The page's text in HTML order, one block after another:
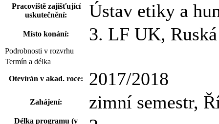
Pracoviště zajišťující
uskutečnění:
Ústav etiky a
Místo konání: 3. LF UK,
Podrobnosti v rozvrhu
Termín a délka
Otevírán v akad. roce: 2017/2018
Zahájení: zimní semestr,
Délka programu (v